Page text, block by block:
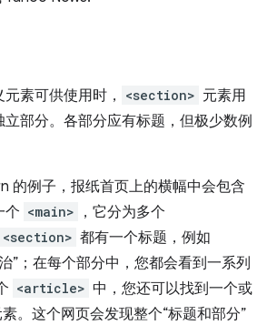
素可供使用时， <section> 元素用
部分。各部分应有标题，但极少数例
的例子，报纸首页上的横幅中会包含
个 <main> ，它分为多个
<section> 都有一个标题，例如
”；在每个部分中，您都会看到一系列
<article> 中，您还可以找到一个或
素。这个网页会发现整个“标题和部分”